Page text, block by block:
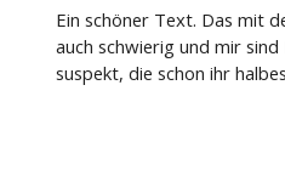
Ein schöner Text. Das mit
auch schwierig und mir sind
suspekt, die schon ihr